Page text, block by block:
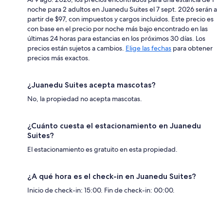
noche para 2 adultos en Juanedu Suites el 7 sept. 2026 serán a
partir de $97, con impuestos y cargos incluidos. Este precio es
con base en el precio por noche más bajo encontrado en las
últimas 24 horas para estancias en los próximos 30 días. Los
precios están sujetos a cambios. Elige las fechas para obtener
precios más exactos.
¿Juanedu Suites acepta mascotas?
No, la propiedad no acepta mascotas.
¿Cuánto cuesta el estacionamiento en Juanedu
Suites?
El estacionamiento es gratuito en esta propiedad.
¿A qué hora es el check-in en Juanedu Suites?
Inicio de check-in: 15:00. Fin de check-in: 00:00.